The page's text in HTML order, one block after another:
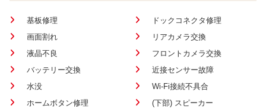
基板修理
画面割れ
液晶不良
バッテリー交換
水没
ホームボタン修理
ドックコネクタ修理
リアカメラ交換
フロントカメラ交換
近接センサー故障
Wi-Fi接続不具合
(下部) スピーカー